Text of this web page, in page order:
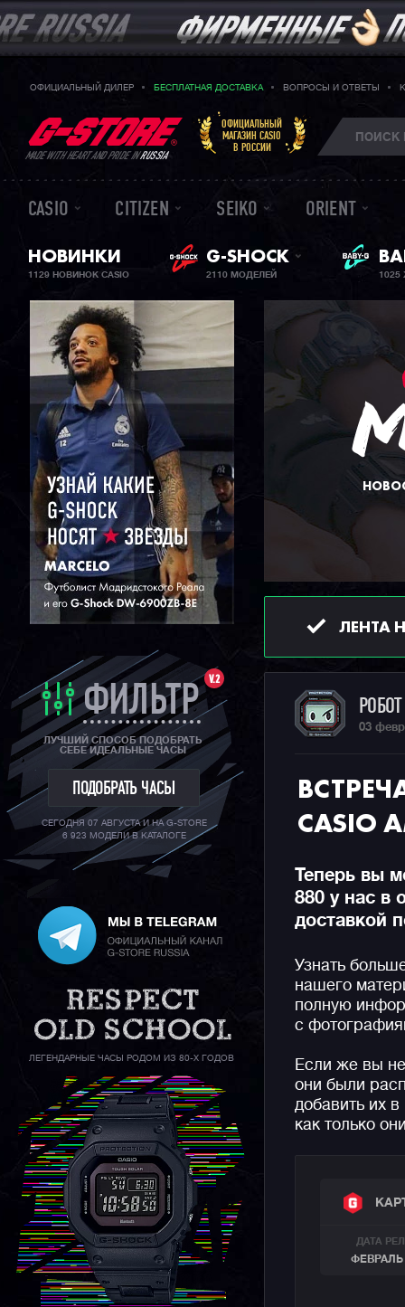
ОФИЦИАЛЬНЫЙ ДИЛЕР БЕСПЛАТНАЯ ДОСТАВКА ВОПРОСЫ И ОТВЕТЫ
MADE WITH HEART AND PRIDE INRUSSIA
ОФИЦИАЛЬНЫЙ
МАГАЗИН CASIO
В РОССИИ
CASIO CITIZEN SEIKO ORIENT
НОВИНКИ
1129 НОВИНОК CASIO
G-SHOCK
2110 МОДЕЛЕЙ
V.2
ФИЛЬТР
ЛУЧШИЙ СПОСОБ ПОДОБРАТЬ
СЕБЕ ИДЕАЛЬНЫЕ ЧАСЫ
ПОДОБРАТЬ ЧАСЫ
СЕГОДНЯ 07 АВГУСТА И НА G-STORE
6 923 МОДЕЛИ В КАТАЛОГЕ
ЛЕГЕНДАРНЫЕ ЧАСЫ РОДОМ ИЗ 80-Х ГОДОВ
ЛЕНТА
03
CASIO
Теперь вы
880 у нас в
доставкой
Узнать
нашего
полную
с
Если же вы
они были
добавить их
как только
ДАТА
ФЕВРАЛЬ